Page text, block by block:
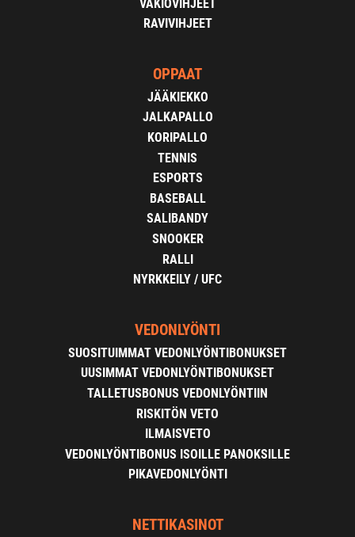
VAKIOVIHJEET
RAVIVIHJEET
OPPAAT
JÄÄKIEKKO
JALKAPALLO
KORIPALLO
TENNIS
ESPORTS
BASEBALL
SALIBANDY
SNOOKER
RALLI
NYRKKEILY / UFC
VEDONLYÖNTI
SUOSITUIMMAT VEDONLYÖNTIBONUKSET
UUSIMMAT VEDONLYÖNTIBONUKSET
TALLETUSBONUS VEDONLYÖNTIIN
RISKITÖN VETO
ILMAISVETO
VEDONLYÖNTIBONUS ISOILLE PANOKSILLE
PIKAVEDONLYÖNTI
NETTIKASINOT